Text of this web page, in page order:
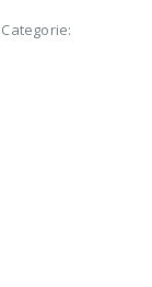
Categorie: